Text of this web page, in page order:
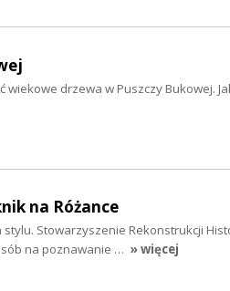
drzewa w Puszczy Bukowej.
na Różance
stylu. Stowarzyszenie Rekonstrukcji
na poznawanie … » więcej